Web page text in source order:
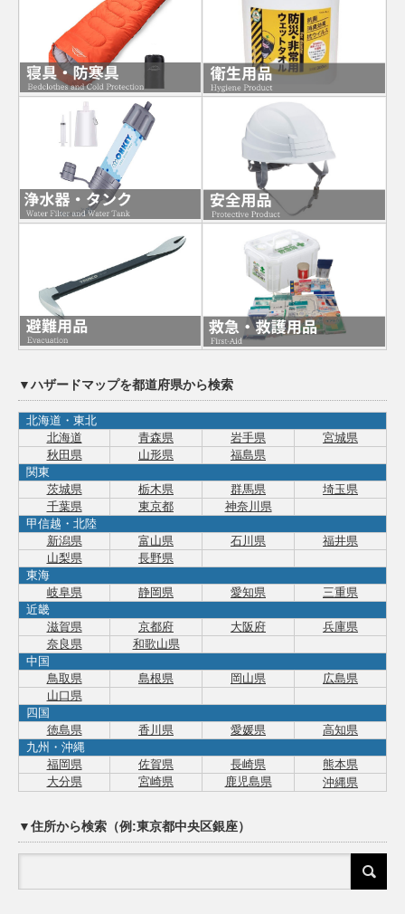
▼ハザードマップを都道府県から検索
北海道・東北
北海道
青森県 岩手県
宮城県
秋田県
山形県
福島県
関東
茨城県
栃木県 群馬県
埼玉県
千葉県
東京都
神奈川県
甲信越・北陸
新潟県
富山県 石川県
福井県
山梨県
長野県
東海
岐阜県
静岡県 愛知県
三重県
近畿
滋賀県
京都府 大阪府
兵庫県
奈良県
和歌山県
中国
鳥取県
島根県 岡山県
広島県
山口県
四国
徳島県
香川県 愛媛県
高知県
九州・沖縄
福岡県
佐賀県 長崎県
熊本県
大分県
宮崎県 鹿児島県 沖縄県
▼住所から検索（例:東京都中央区銀座）